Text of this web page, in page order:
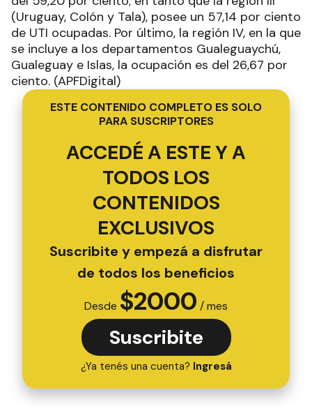
(Uruguay, Colón y Tala), posee un 57,14 por ciento
de UTI ocupadas. Por último, la región IV, en la que
se incluye a los departamentos Gualeguaychú,
Gualeguay e Islas, la ocupación es del 26,67 por
ciento. (APFDigital)
ESTE CONTENIDO COMPLETO ES SOLO
PARA SUSCRIPTORES
ACCEDÉ A ESTE Y A
TODOS LOS
CONTENIDOS
EXCLUSIVOS
Suscribite y empezá a disfrutar
de todos los beneficios
Desde $2000 / mes
Suscribite
¿Ya tenés una cuenta? Ingresá